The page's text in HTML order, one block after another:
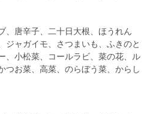
、唐辛子、二十日大根、ほうれん
ジャガイモ、さつまいも、ふきのと
、小松菜、コールラビ、菜の花、ル
つお菜、高菜、のらぼう菜、からし